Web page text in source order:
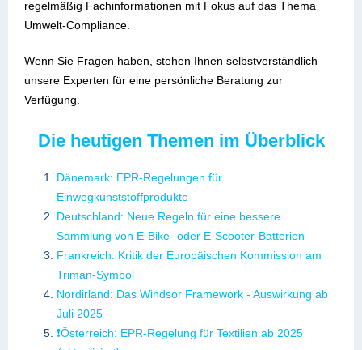
regelmäßig Fachinformationen mit Fokus auf das Thema
Umwelt-Compliance.
Wenn Sie Fragen haben, stehen Ihnen selbstverständlich
unsere Experten für eine persönliche Beratung zur
Verfügung.
Die heutigen Themen im Überblick
Dänemark: EPR-Regelungen für
Einwegkunststoffprodukte
Deutschland: Neue Regeln für eine bessere
Sammlung von E-Bike- oder E-Scooter-Batterien
Frankreich: Kritik der Europäischen Kommission am
Triman-Symbol
Nordirland: Das Windsor Framework - Auswirkung ab
Juli 2025
❗Österreich: EPR-Regelung für Textilien ab 2025